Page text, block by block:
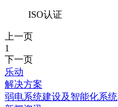
ISO认证
上一页
1
下一页
乐动
解决方案
弱电系统建设及智能化系统